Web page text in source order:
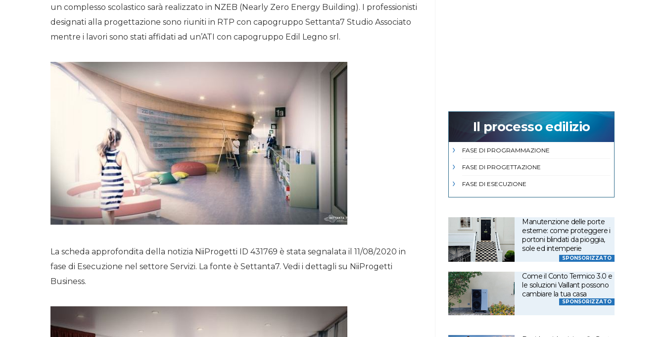
un complesso scolastico sarà realizzato in NZEB (Nearly Zero Energy Building). I professionisti
designati alla progettazione sono riuniti in RTP con capogruppo Settanta7 Studio Associato
mentre i lavori sono stati affidati ad un’ATI con capogruppo Edil Legno srl.
La scheda approfondita della notizia NiiProgetti ID 431769 è stata segnalata il 11/08/2020 in
fase di Esecuzione nel settore Servizi. La fonte è Settanta7. Vedi i dettagli su NiiProgetti
Business.
Il processo edilizio
FASE DI PROGRAMMAZIONE
FASE DI PROGETTAZIONE
FASE DI ESECUZIONE
Manutenzione delle porte
esterne: come proteggere i
portoni blindati da pioggia,
sole ed intemperie
SPONSORIZZATO
Come il Conto Termico 3.0 e
le soluzioni Vaillant possono
cambiare la tua casa
SPONSORIZZATO